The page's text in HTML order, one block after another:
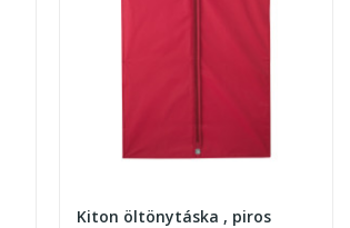
Kiton öltönytáska , piros